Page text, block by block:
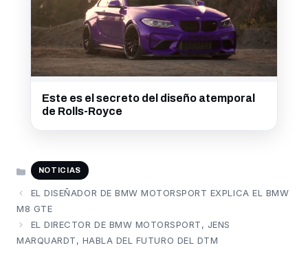
Este es el secreto del diseño atemporal
de Rolls-Royce
CATEGORÍAS
NOTICIAS
EL DISEÑADOR DE BMW MOTORSPORT EXPLICA EL BMW
M8 GTE
EL DIRECTOR DE BMW MOTORSPORT, JENS
MARQUARDT, HABLA DEL FUTURO DEL DTM